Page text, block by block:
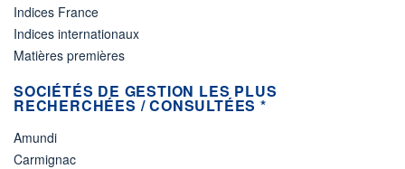
Indices France
Indices internationaux
Matières premières
SOCIÉTÉS DE GESTION LES PLUS
RECHERCHÉES / CONSULTÉES *
Amundi
Carmignac